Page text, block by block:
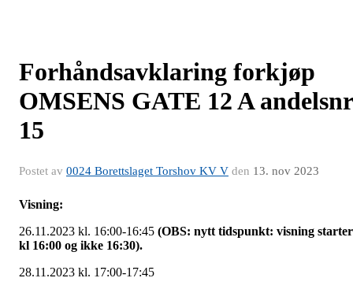
Forhåndsavklaring forkjøp
OMSENS GATE 12 A andelsnr
15
Postet av 0024 Borettslaget Torshov KV V den 13. nov 2023
Visning:
26.11.2023 kl. 16:00-16:45 (OBS: nytt tidspunkt: visning starter
kl 16:00 og ikke 16:30).
28.11.2023 kl. 17:00-17:45